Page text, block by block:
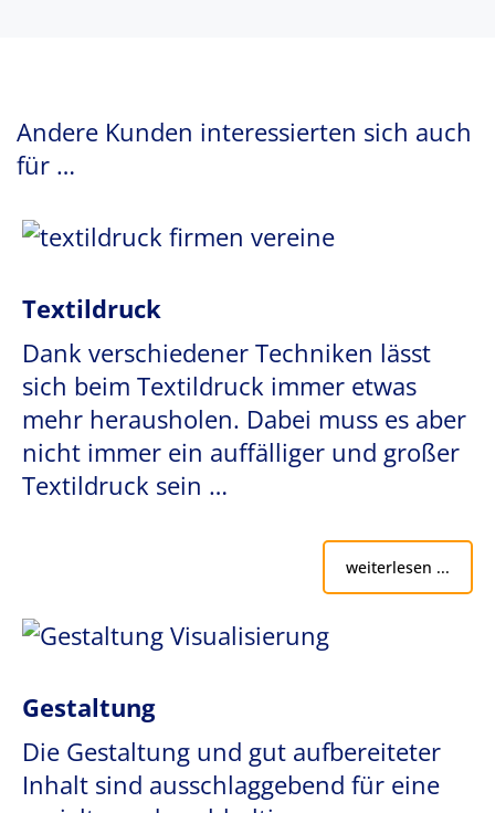
Andere Kunden interessierten sich auch
für …
Textildruck
Dank verschiedener Techniken lässt
sich beim Textildruck immer etwas
mehr herausholen. Dabei muss es aber
nicht immer ein auffälliger und großer
Textildruck sein …
weiterlesen ...
Gestaltung
Die Gestaltung und gut aufbereiteter
Inhalt sind ausschlaggebend für eine